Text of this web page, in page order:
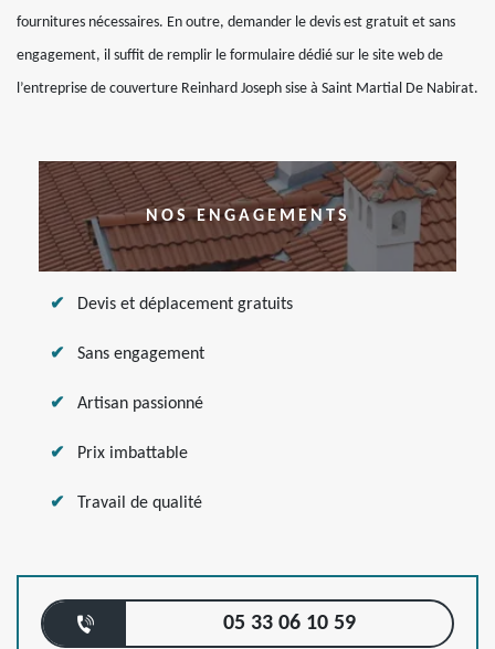
fournitures nécessaires. En outre, demander le devis est gratuit et sans
engagement, il suffit de remplir le formulaire dédié sur le site web de
l’entreprise de couverture Reinhard Joseph sise à Saint Martial De Nabirat.
NOS ENGAGEMENTS
Devis et déplacement gratuits
Sans engagement
Artisan passionné
Prix imbattable
Travail de qualité
05 33 06 10 59